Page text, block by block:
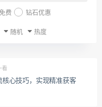
费 钻石优惠
随机 热度
看
核心技巧，实现精准获客